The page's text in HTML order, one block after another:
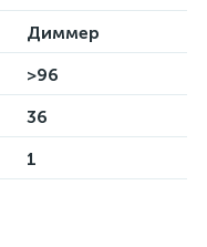
Диммер
>96
36
1